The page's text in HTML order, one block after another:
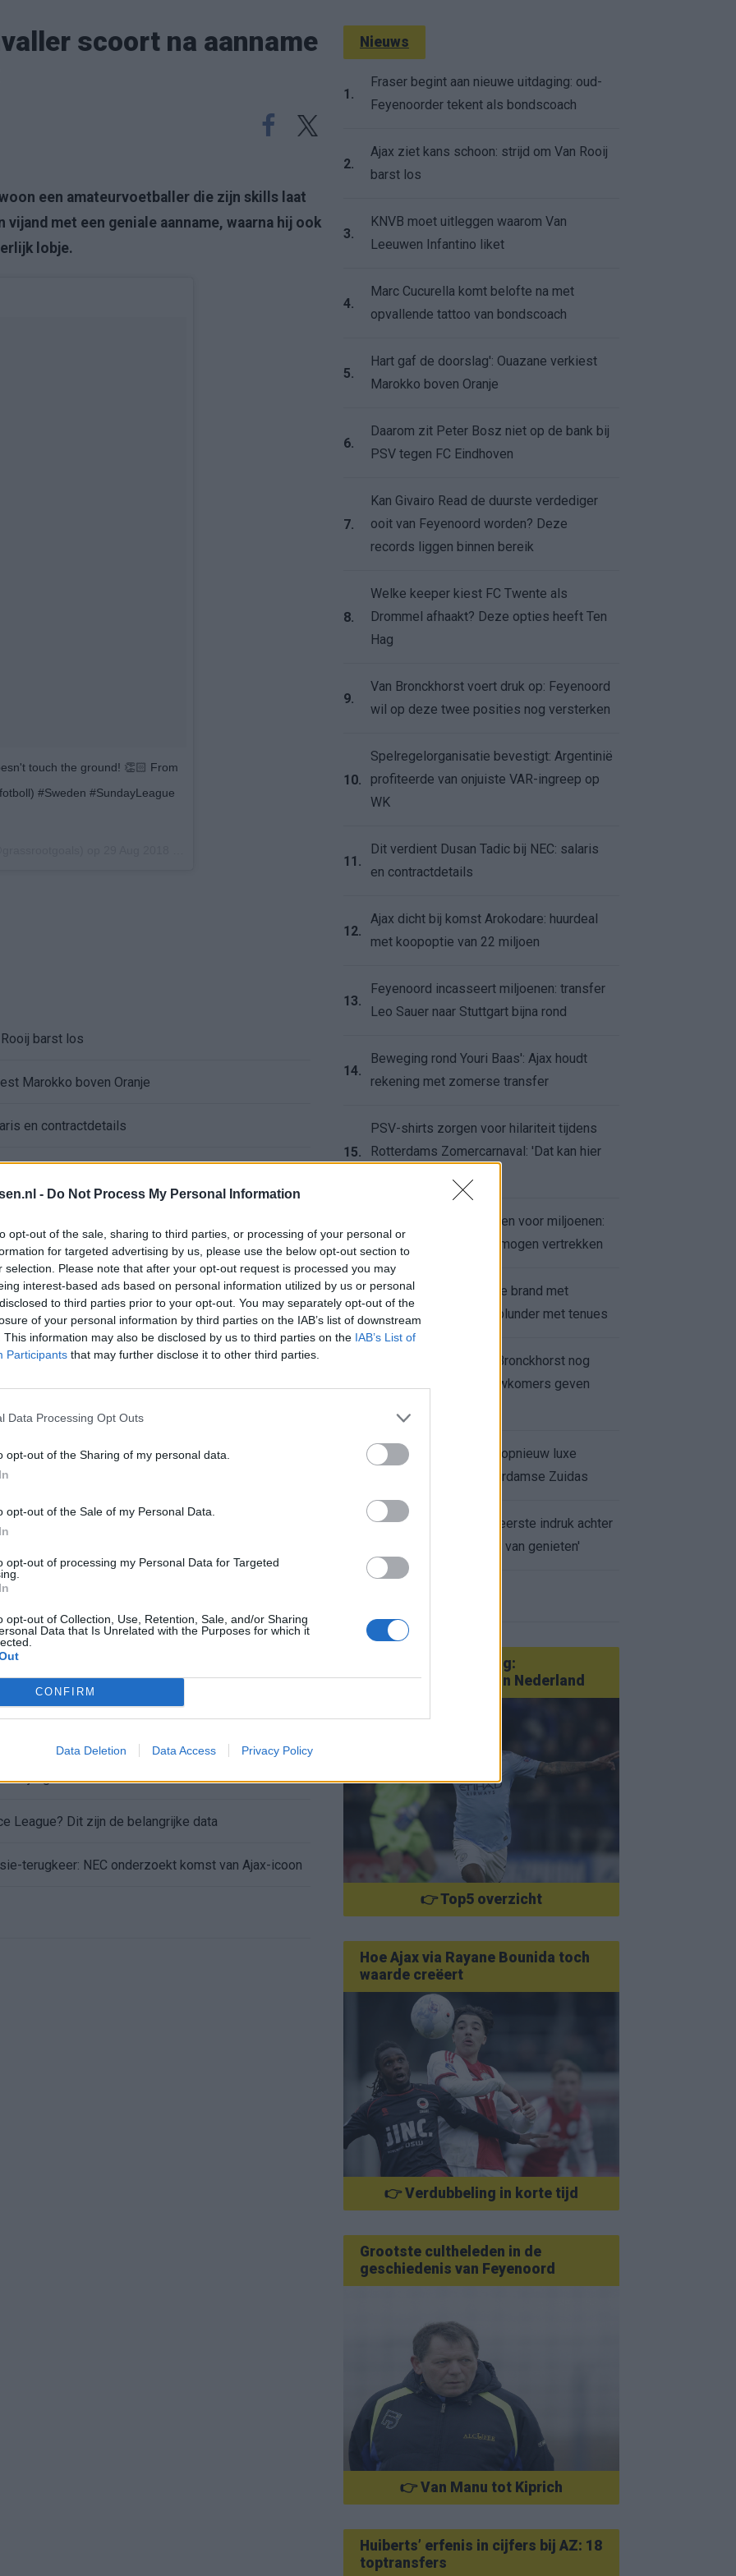
- Do Not Process My Personal Information
opt-out of the sale, sharing to third parties, or processing of your personal or
for targeted advertising by us, please use the below opt-out section to
selection. Please note that after your opt-out request is processed you may
interest-based ads based on personal information utilized by us or personal
to third parties prior to your opt-out. You may separately opt-out of the
of your personal information by third parties on the IAB’s list of downstream
This information may also be disclosed by us to third parties on the IAB’s List of
Participants that may further disclose it to other third parties.
Data Processing Opt Outs
opt-out of the Sharing of my personal data.
opt-out of the Sale of my Personal Data.
opt-out of processing my Personal Data for Targeted
opt-out of Collection, Use, Retention, Sale, and/or Sharing
Data that Is Unrelated with the Purposes for which it
CONFIRM
Data Deletion Data Access Privacy Policy
scoort na aanname
een amateurvoetballer die zijn skills laat
met een geniale aanname, waarna hij ook
lobje.
touch the ground! 👏🏻 From
#Sweden #SundayLeague
barst los
Marokko boven Oranje
en contractdetails
met koopoptie van 22 miljoen
sokken na blunder met tenues
op Amsterdamse Zuidas
bij Ajax: 'Hier gaan fans van genieten'
zijn de duels te zien
blijft cruciaal
geschiedenis
begint in de basis bij FC Barcelona
Abdellah Ouazane met Lionel Messi
na ruime zege op Vojvodina
naar Ajax - Vojvodina
van der Vaart en Sylvie Meis door de jaren heen
Ajax en FC Twente in Europa
"Kampioen met Jong Ajax"
geschiedenis met rode kaart in WK-finale
League? Dit zijn de belangrijke data
terugkeer: NEC onderzoekt komst van Ajax-icoon
Nieuws
1.
Fraser begint aan nieuwe uitdaging: oud-
Feyenoorder tekent als bondscoach
2.
Ajax ziet kans schoon: strijd om Van Rooij
barst los
3.
KNVB moet uitleggen waarom Van
Leeuwen Infantino liket
4.
Marc Cucurella komt belofte na met
opvallende tattoo van bondscoach
5.
Hart gaf de doorslag': Ouazane verkiest
Marokko boven Oranje
6.
Daarom zit Peter Bosz niet op de bank bij
PSV tegen FC Eindhoven
7.
Kan Givairo Read de duurste verdediger
ooit van Feyenoord worden? Deze
records liggen binnen bereik
8.
Welke keeper kiest FC Twente als
Drommel afhaakt? Deze opties heeft Ten
Hag
9.
Van Bronckhorst voert druk op: Feyenoord
wil op deze twee posities nog versterken
10.
Spelregelorganisatie bevestigt: Argentinië
profiteerde van onjuiste VAR-ingreep op
WK
11.
Dit verdient Dusan Tadic bij NEC: salaris
en contractdetails
12.
Ajax dicht bij komst Arokodare: huurdeal
met koopoptie van 22 miljoen
13.
Feyenoord incasseert miljoenen: transfer
Leo Sauer naar Stuttgart bijna rond
14.
Beweging rond Youri Baas': Ajax houdt
rekening met zomerse transfer
15.
PSV-shirts zorgen voor hilariteit tijdens
Rotterdams Zomercarnaval: 'Dat kan hier
16.
Feyenoord zet deur open voor miljoenen:
Ueda en Hadj Moussa mogen vertrekken
17.
Ajax helpt Burnley uit de brand met
afgeknipte sokken na blunder met tenues
Feyenoord onder Van Bronckhorst nog
altijd ongeslagen: nieuwkomers geven
Hakim Ziyech verhuurt opnieuw luxe
appartement op Amsterdamse Zuidas
Marcos Leonardo laat eerste indruk achter
bij Ajax: 'Hier gaan fans van genieten'
Van Götze tot Sterling:
statementtransfers in Nederland
👉 Top5 overzicht
Hoe Ajax via Rayane Bounida toch
waarde creëert
👉 Verdubbeling in korte tijd
Grootste cultheleden in de
geschiedenis van Feyenoord
👉 Van Manu tot Kiprich
Huiberts’ erfenis in cijfers bij AZ: 18
toptransfers